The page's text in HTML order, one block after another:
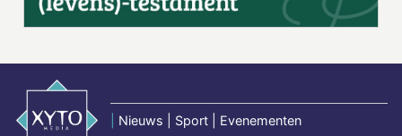
Nieuws | Sport | Evenementen